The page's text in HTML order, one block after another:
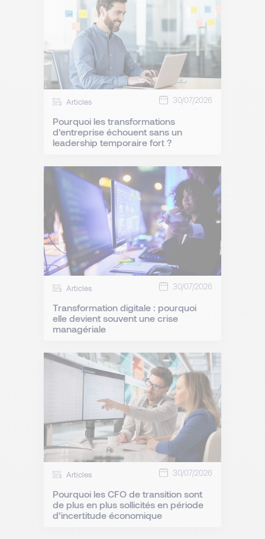
Articles 30/07/2026
Pourquoi les transformations
d’entreprise échouent sans un
leadership temporaire fort ?
Articles 30/07/2026
Transformation digitale : pourquoi
elle devient souvent une crise
managériale
Articles 30/07/2026
Pourquoi les CFO de transition sont
de plus en plus sollicités en période
d’incertitude économique